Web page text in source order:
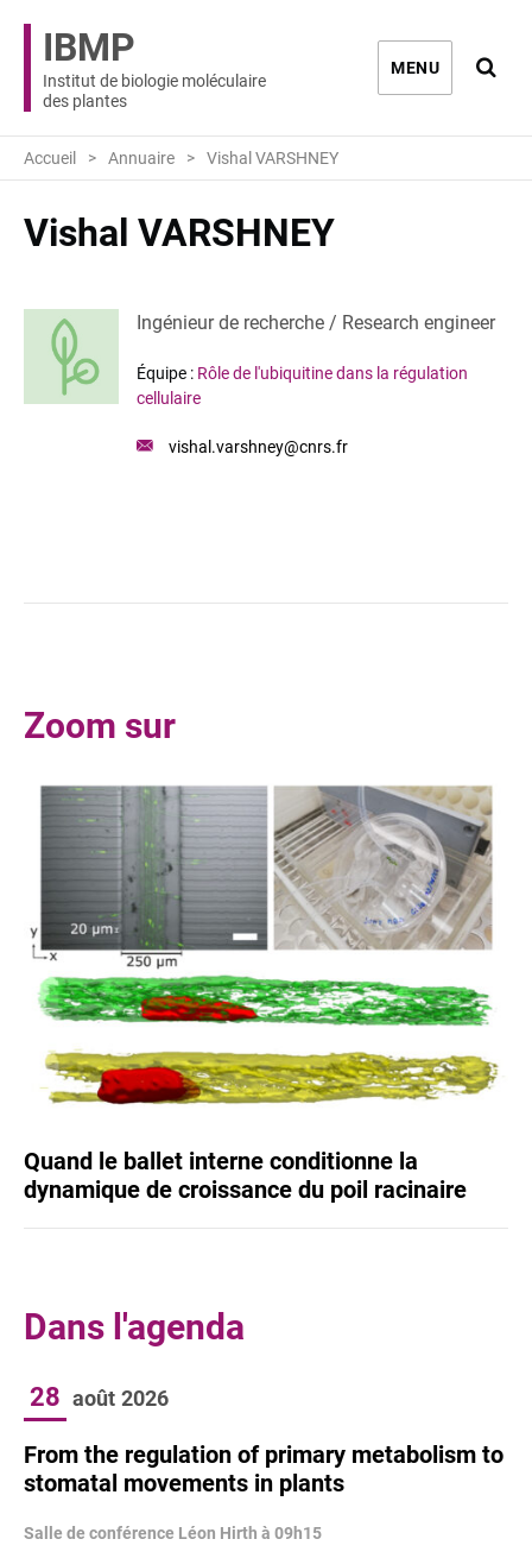
IBMP
Institut de biologie moléculaire
des plantes
MENU
Accueil Annuaire Vishal VARSHNEY
Vishal VARSHNEY
Ingénieur de recherche / Research engineer
Équipe : Rôle de l'ubiquitine dans la régulation
cellulaire
Email
vishal.varshney@cnrs.fr
Zoom sur
Quand le ballet interne conditionne la
dynamique de croissance du poil racinaire
Dans l'agenda
28 août 2026
From the regulation of primary metabolism to
stomatal movements in plants
Salle de conférence Léon Hirth à 09h15